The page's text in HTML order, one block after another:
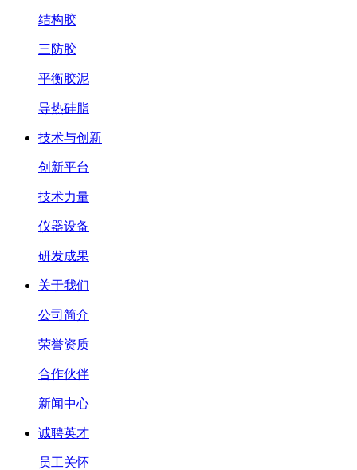
结构胶
三防胶
平衡胶泥
导热硅脂
技术与创新
创新平台
技术力量
仪器设备
研发成果
关于我们
公司简介
荣誉资质
合作伙伴
新闻中心
诚聘英才
员工关怀